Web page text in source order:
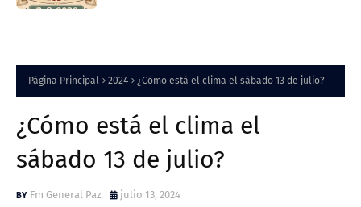
Página Principal 2024 ¿Cómo está el clima el sábado 13 de julio?
¿Cómo está el clima el
sábado 13 de julio?
Fm General Paz julio 13, 2024